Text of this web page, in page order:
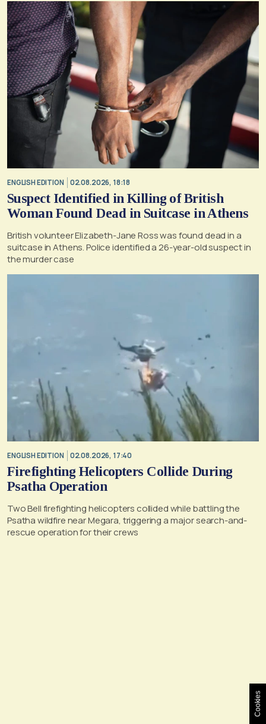
ENGLISH EDITION 02.08.2026, 18:18
Suspect Identified in Killing of British
Woman Found Dead in Suitcase in Athens
British volunteer Elizabeth-Jane Ross was found dead in a
suitcase in Athens. Police identified a 26-year-old suspect in
the murder case
ENGLISH EDITION 02.08.2026, 17:40
Firefighting Helicopters Collide During
Psatha Operation
Two Bell firefighting helicopters collided while battling the
Psatha wildfire near Megara, triggering a major search-and-
rescue operation for their crews
Cookies